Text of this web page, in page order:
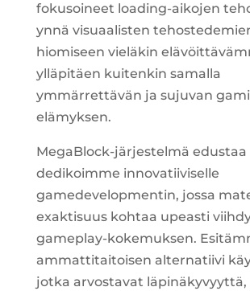
fokusoineet loading-aikojen
ynnä visuaalisten
hiomiseen vieläkin
ylläpitäen kuitenkin samalla
ymmärrettävän ja sujuvan
elämyksen.
MegaBlock-järjestelmä edustaa
dedikoimme innovatiiviselle
gamedevelopmentin, jossa
exaktisuus kohtaa upeasti
gameplay-kokemuksen.
ammattitaitoisen alternatiivi
jotka arvostavat läpinäkyvyyttä,